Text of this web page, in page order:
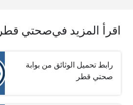
اقرأ المزيد فيصحتي قطر
رابط تحميل الوثائق من بوابة
صحتي قطر